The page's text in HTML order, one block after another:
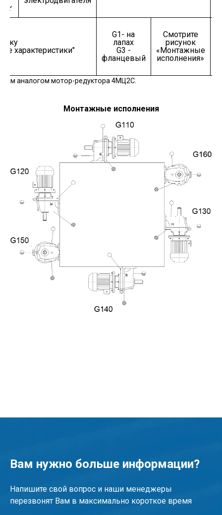
,
характеристики"
G1- на
лапах
G3 -
фланцевый
Смотрите
рисунок
«Монтажные
исполнения»
аналогом мотор-редуктора 4МЦ2С.
Монтажные исполнения
Вам нужно больше информации?
Напишите свой вопрос и наши менеджеры
перезвонят Вам в максимально короткое время